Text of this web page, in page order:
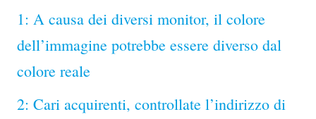
1: A causa dei diversi monitor, il colore
dell’immagine potrebbe essere diverso dal
colore reale
2: Cari acquirenti, controllate l’indirizzo di